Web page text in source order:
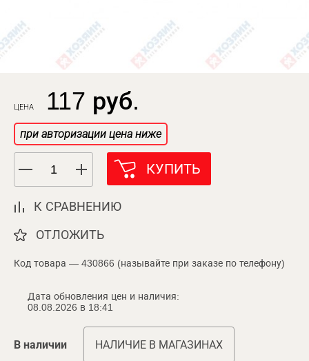
ЦЕНА 117 руб.
при авторизации цена ниже
КУПИТЬ
К СРАВНЕНИЮ
ОТЛОЖИТЬ
Код товара — 430866 (называйте при заказе по телефону)
Дата обновления цен и наличия:
08.08.2026 в 18:41
В наличии НАЛИЧИЕ В МАГАЗИНАХ